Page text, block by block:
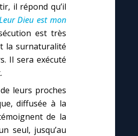
il répond qu’il
Dieu est mon
est très
la surnaturalité
Il sera exécuté
leurs proches
diffusée à la
de la
seul, jusqu’au